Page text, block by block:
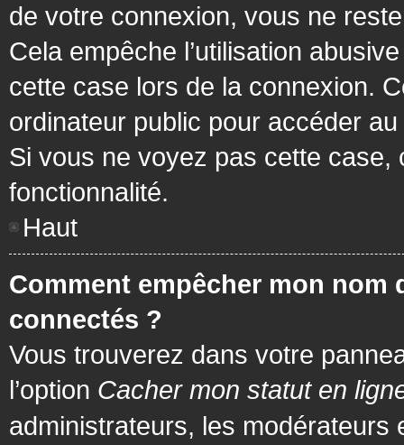
de votre connexion, vous ne
Cela empêche l’utilisation
cette case lors de la connexion.
ordinateur public pour accéder
Si vous ne voyez pas cette case,
fonctionnalité.
Haut
Comment empêcher mon nom
connectés ?
Vous trouverez dans votre
l’option Cacher mon statut en
administrateurs, les